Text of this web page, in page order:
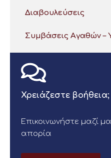
Διαβουλεύσεις
Συμβάσεις Αγαθών –
Χρειάζεστε βοήθεια;
Επικοινωνήστε μαζί
απορία